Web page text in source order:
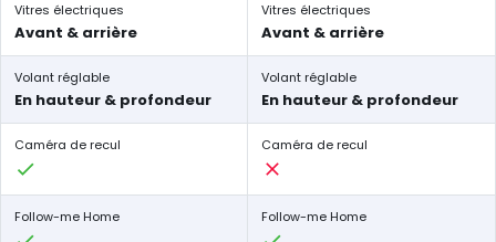
Vitres électriques
Avant & arrière
Vitres électriques
Avant & arrière
Volant réglable
En hauteur & profondeur
Volant réglable
En hauteur & profondeur
Caméra de recul Caméra de recul
Follow-me Home Follow-me Home